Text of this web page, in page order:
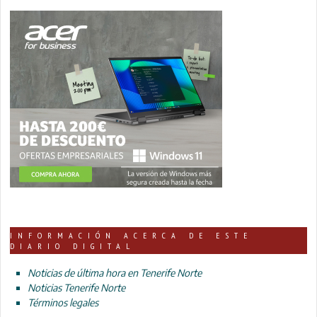
INFORMACIÓN ACERCA DE ESTE
DIARIO DIGITAL
Noticias de última hora en Tenerife Norte
Noticias Tenerife Norte
Términos legales